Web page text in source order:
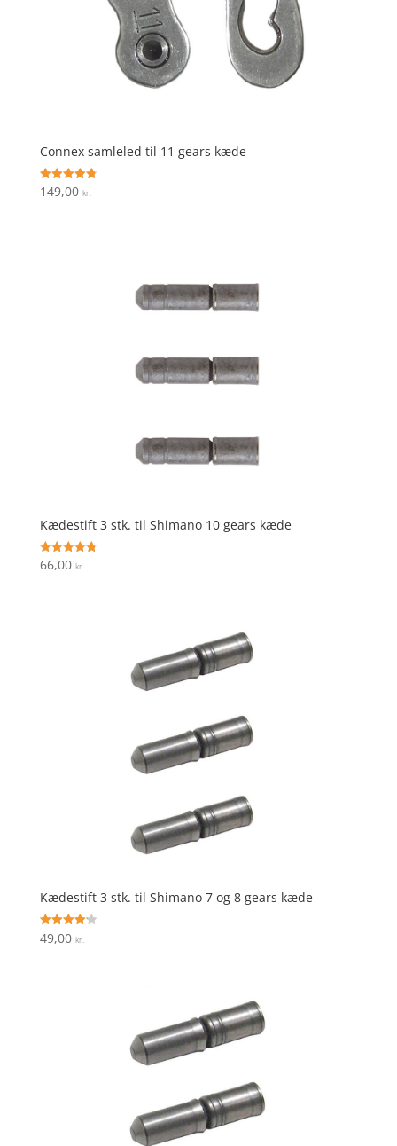
Connex samleled til 11 gears kæde
Vurderet
4.8
149,00 kr.
Kædestift 3 stk. til Shimano 10 gears kæde
Vurderet
4.8
66,00 kr.
Kædestift 3 stk. til Shimano 7 og 8 gears kæde
Vurderet
4.2
49,00 kr.